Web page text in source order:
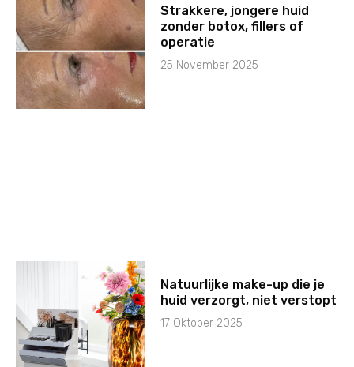
Strakkere, jongere huid
zonder botox, fillers of
operatie
25 November 2025
Natuurlijke make-up die je
huid verzorgt, niet verstopt
17 Oktober 2025